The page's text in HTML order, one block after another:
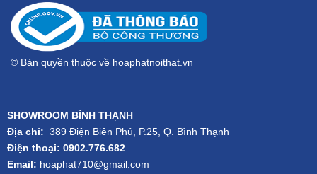
© Bản quyền thuộc về hoaphatnoithat.vn
SHOWROOM BÌNH THẠNH
Địa chỉ: 389 Điện Biên Phủ, P.25, Q. Bình Thạnh
Điện thoại: 0902.776.682
Email: hoaphat710@gmail.com